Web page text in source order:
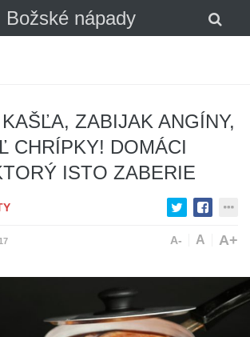
Božské nápady
ZABIJAK ANGÍNY,
CHRÍPKY! DOMÁCI
ISTO ZABERIE
A- A A+